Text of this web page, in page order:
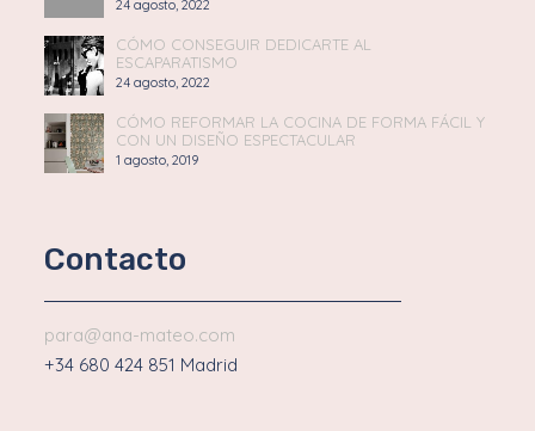
24 agosto, 2022
CÓMO CONSEGUIR DEDICARTE AL
ESCAPARATISMO
24 agosto, 2022
CÓMO REFORMAR LA COCINA DE FORMA FÁCIL Y
CON UN DISEÑO ESPECTACULAR
1 agosto, 2019
Contacto
para@ana-mateo.com
+34 680 424 851 Madrid